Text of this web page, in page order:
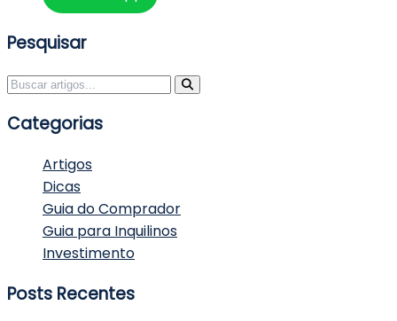
Pesquisar
Pesquisar por:
Categorias
Artigos
Dicas
Guia do Comprador
Guia para Inquilinos
Investimento
Posts Recentes